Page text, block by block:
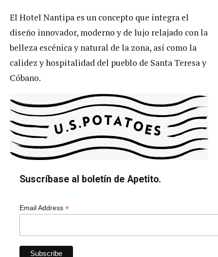
El Hotel Nantipa es un concepto que integra el
diseño innovador, moderno y de lujo relajado con la
belleza escénica y natural de la zona, así como la
calidez y hospitalidad del pueblo de Santa Teresa y
Cóbano.
Suscríbase al boletín de Apetito.
Email Address *